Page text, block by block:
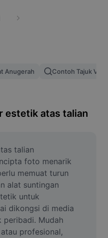
Anugerah Contoh Tajuk
estetik atas talian
talian
foto menarik
memuat turun
alat suntingan
untuk
dikongsi di media
peribadi. Mudah
profesional,